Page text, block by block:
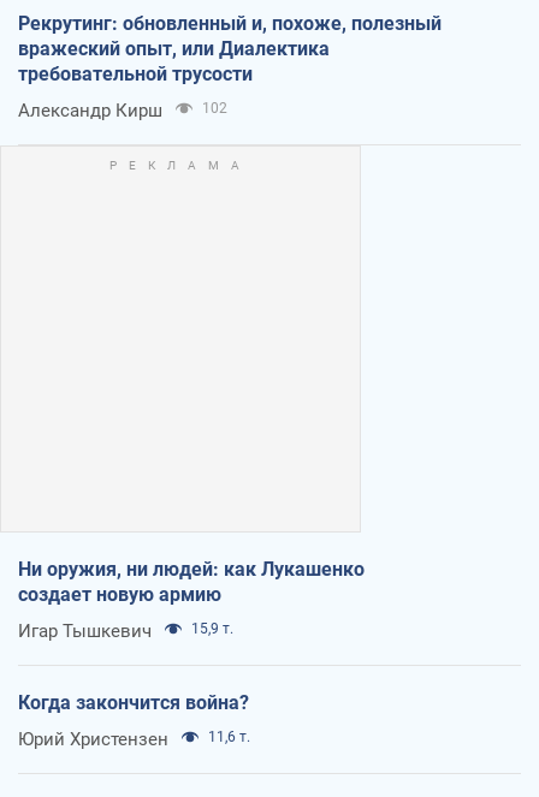
Рекрутинг: обновленный и, похоже, полезный
вражеский опыт, или Диалектика
требовательной трусости
Александр Кирш 102
Ни оружия, ни людей: как Лукашенко
создает новую армию
Игар Тышкевич 15,9 т.
Когда закончится война?
Юрий Христензен 11,6 т.